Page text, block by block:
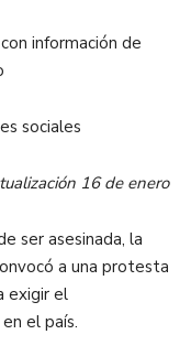
información de
sociales
16 de enero
ser asesinada, la
a una protesta
exigir el
el país.